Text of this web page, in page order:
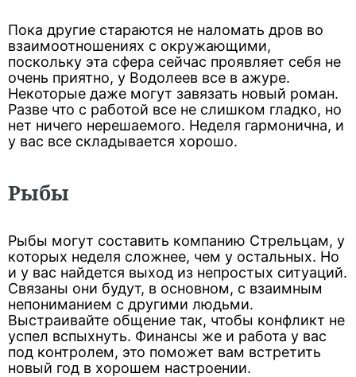
Пока другие стараются не наломать дров во
взаимоотношениях с окружающими,
поскольку эта сфера сейчас проявляет себя не
очень приятно, у Водолеев все в ажуре.
Некоторые даже могут завязать новый роман.
Разве что с работой все не слишком гладко, но
нет ничего нерешаемого. Неделя гармонична, и
у вас все складывается хорошо.
Рыбы
Рыбы могут составить компанию Стрельцам, у
которых неделя сложнее, чем у остальных. Но
и у вас найдется выход из непростых ситуаций.
Связаны они будут, в основном, с взаимным
непониманием с другими людьми.
Выстраивайте общение так, чтобы конфликт не
успел вспыхнуть. Финансы же и работа у вас
под контролем, это поможет вам встретить
новый год в хорошем настроении.